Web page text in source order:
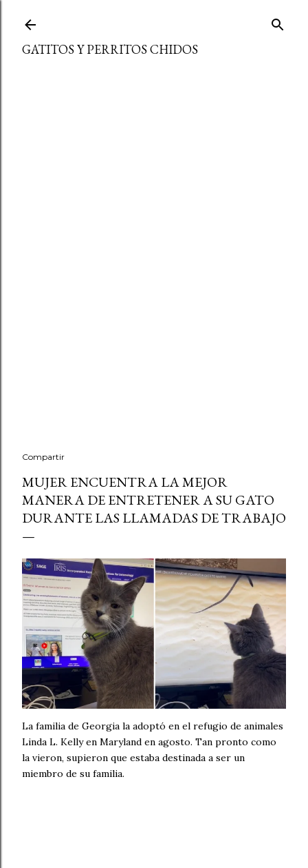
GATITOS Y PERRITOS CHIDOS
Compartir
MUJER ENCUENTRA LA MEJOR
MANERA DE ENTRETENER A SU GATO
DURANTE LAS LLAMADAS DE TRABAJO
La familia de Georgia la adoptó en el refugio de animales
Linda L. Kelly en Maryland en agosto. Tan pronto como
la vieron, supieron que estaba destinada a ser un
miembro de su familia.